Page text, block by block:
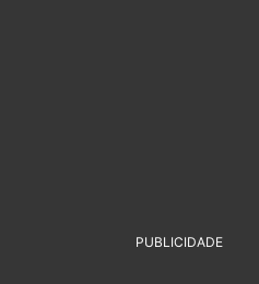
PUBLICIDADE